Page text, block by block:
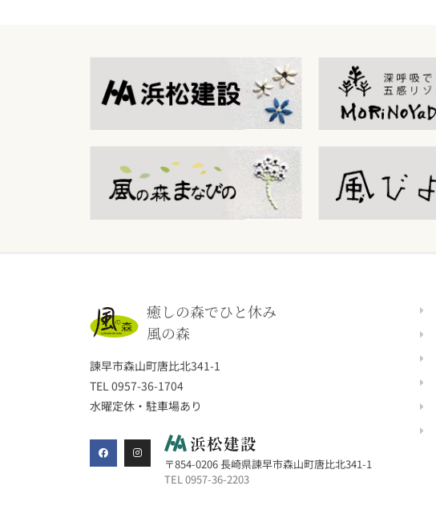
癒しの森でひと休み
風の森
諫早市森山町唐比北341-1
TEL 0957-36-1704
水曜定休・駐車場あり
〒854-0206 長崎県諫早市森山町唐比北341-1
TEL0957-36-2203